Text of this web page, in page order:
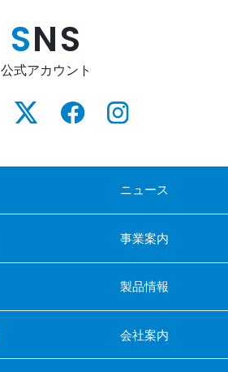
SNS
公式アカウント
ニュース
事業案内
製品情報
会社案内